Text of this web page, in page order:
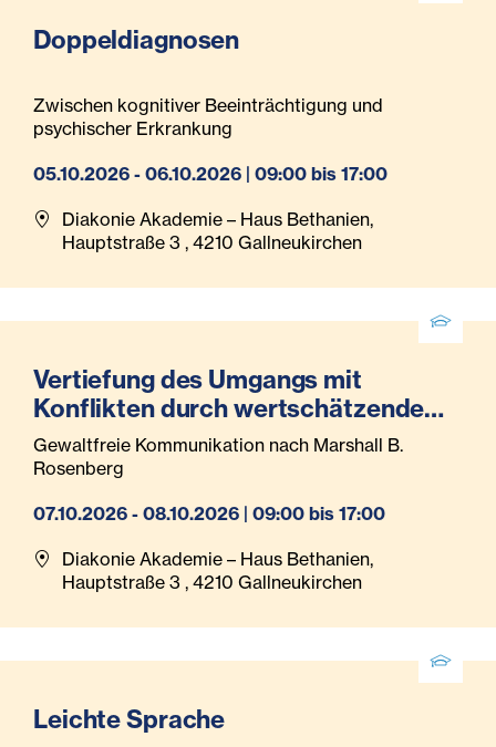
Doppeldiagnosen
Zwischen kognitiver Beeinträchtigung und
psychischer Erkrankung
05.10.2026 - 06.10.2026 | 09:00 bis 17:00
Diakonie Akademie – Haus Bethanien,
Hauptstraße 3 , 4210 Gallneukirchen
Vertiefung des Umgangs mit
Konflikten durch wertschätzende
und klare Kommunikation
Gewaltfreie Kommunikation nach Marshall B.
Rosenberg
07.10.2026 - 08.10.2026 | 09:00 bis 17:00
Diakonie Akademie – Haus Bethanien,
Hauptstraße 3 , 4210 Gallneukirchen
Leichte Sprache